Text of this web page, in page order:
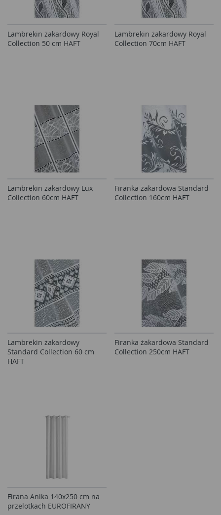
Lambrekin żakardowy Royal
Collection 50 cm HAFT
Lambrekin żakardowy Royal
Collection 70cm HAFT
Lambrekin żakardowy Lux
Collection 60cm HAFT
Firanka żakardowa Standard
Collection 160cm HAFT
Lambrekin żakardowy
Standard Collection 60 cm
HAFT
Firanka żakardowa Standard
Collection 250cm HAFT
Firana Anika 140x250 cm na
przelotkach EUROFIRANY